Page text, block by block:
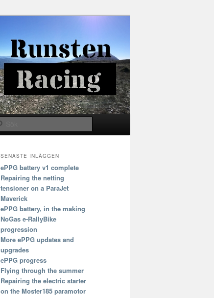
SENASTE INLÄGGEN
ePPG battery v1 complete
Repairing the netting
tensioner on a ParaJet
Maverick
ePPG battery, in the making
NoGas e-RallyBike
progression
More ePPG updates and
upgrades
ePPG progress
Flying through the summer
Repairing the electric starter
on the Moster185 paramotor